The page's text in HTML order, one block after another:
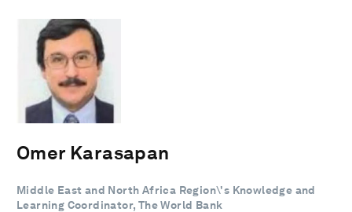
Omer Karasapan
Middle East and North Africa Region\'s Knowledge and
Learning Coordinator, The World Bank